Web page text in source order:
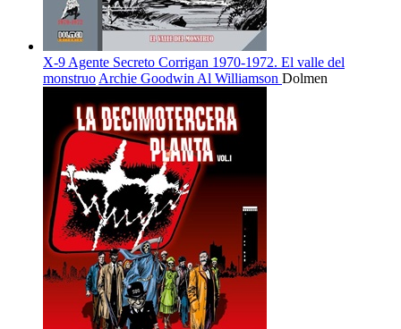
X-9 Agente Secreto Corrigan 1970-1972. El valle del
monstruo Archie Goodwin Al Williamson Dolmen